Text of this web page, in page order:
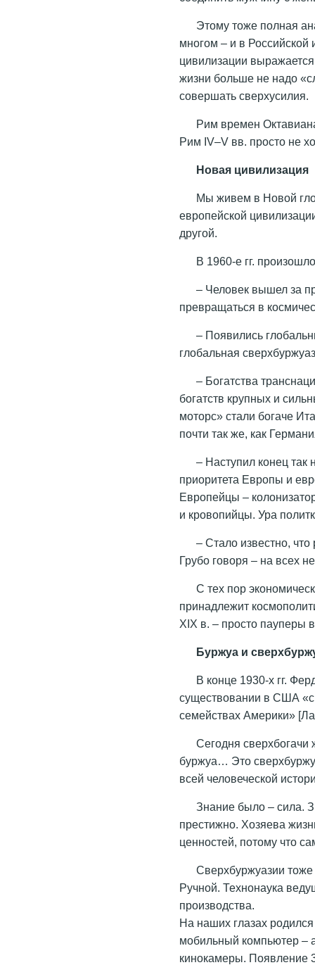
Этому тоже полная
многом – и в
цивилизации
жизни больше не надо
совершать сверхусилия.
Рим времен
Рим IV–V вв. просто не
Новая цивилизация
Мы живем в Новой
европейской
другой.
В 1960-е гг.
– Человек вышел за
превращаться в
– Появились
глобальная
– Богатства
богатств крупных и
моторс» стали богаче
почти так же, как
– Наступил конец так
приоритета Европы и
Европейцы –
и кровопийцы. Ура
– Стало известно,
Грубо говоря – на всех
С тех пор
принадлежит
XIX в. – просто пауперы
Буржуа и
В конце 1930-х гг.
существовании в США
семействах Америки»
Сегодня
буржуа… Это
всей человеческой
Знание было – сила.
престижно. Хозяева
ценностей, потому что
Сверхбуржуазии
Ручной. Технонаука
производства.
На наших глазах
мобильный компьютер –
кинокамеры. Появление